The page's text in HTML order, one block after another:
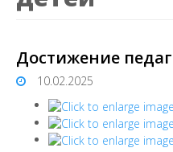
Достижение
10.02.2025